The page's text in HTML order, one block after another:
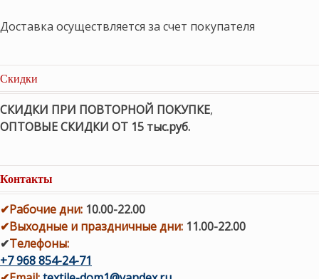
Доставка осуществляется за счет покупателя
Скидки
СКИДКИ ПРИ ПОВТОРНОЙ ПОКУПКЕ,
ОПТОВЫЕ СКИДКИ ОТ 15 тыс.руб.
Контакты
✔Рабочие дни: 10.00-22.00
✔Выходные и праздничные дни: 11.00-22.00
✔Телефоны:
+7 968 854-24-71